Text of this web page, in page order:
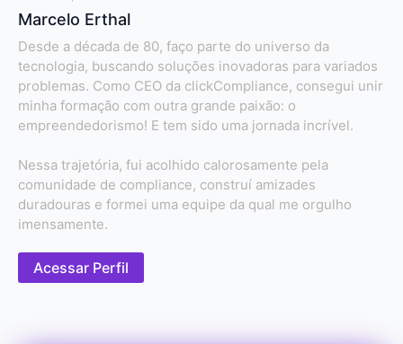
Marcelo Erthal
Desde a década de 80, faço parte do universo da
tecnologia, buscando soluções inovadoras para variados
problemas. Como CEO da clickCompliance, consegui unir
minha formação com outra grande paixão: o
empreendedorismo! E tem sido uma jornada incrível.
Nessa trajetória, fui acolhido calorosamente pela
comunidade de compliance, construí amizades
duradouras e formei uma equipe da qual me orgulho
imensamente.
Acessar Perfil